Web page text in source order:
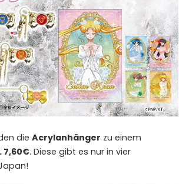
die Acrylanhänger zu einem
7,60€. Diese gibt es nur in vier